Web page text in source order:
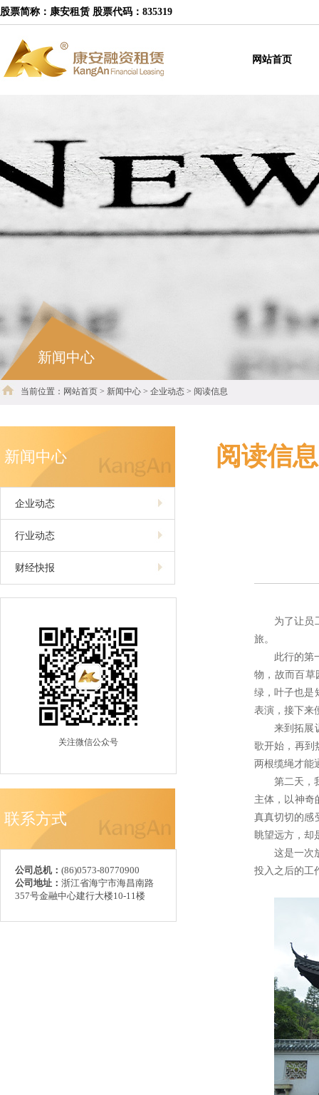
股票简称：康安租赁 股票代码：835319
网站首页
新闻中心
当前位置：网站首页 > 新闻中心 > 企业动态 > 阅读信息
新闻中心
企业动态
行业动态
财经快报
关注微信公众号
联系方式
公司总机： (86)0573-80770900
公司地址： 浙江省海宁市海昌南路
357号金融中心建行大楼10-11楼
阅读信息
为了让员
旅。
此行的第
物，故而百草
绿，叶子也是
表演，接下来
来到拓展
歌开始，再到
两根缆绳才能
第二天，
主体，以神奇
真真切切的感
眺望远方，却
这是一次
投入之后的工